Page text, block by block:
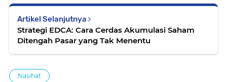
Artikel Selanjutnya
Strategi EDCA: Cara Cerdas Akumulasi Saham
Ditengah Pasar yang Tak Menentu
Nasihat